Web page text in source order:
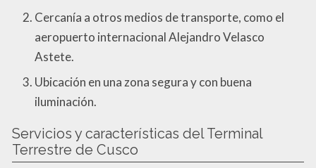
Cercanía a otros medios de transporte, como el
aeropuerto internacional Alejandro Velasco
Astete.
Ubicación en una zona segura y con buena
iluminación.
Servicios y características del Terminal
Terrestre de Cusco